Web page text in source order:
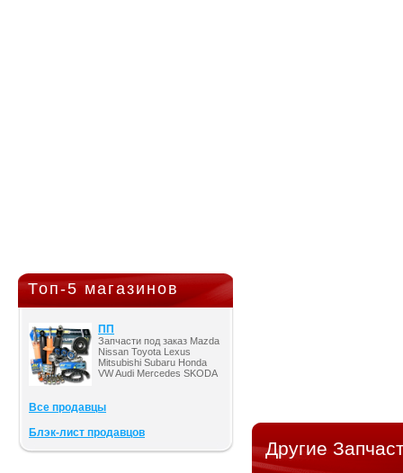
Топ-5 магазинов
ПП
Запчасти под заказ Mazda
Nissan Toyota Lexus
Mitsubishi Subaru Honda
VW Audi Mercedes SKODA
Все продавцы
Блэк-лист продавцов
Другие